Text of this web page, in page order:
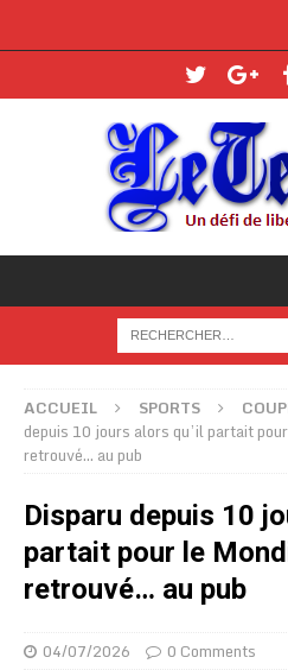
ACCUEIL SPORTS
depuis 10 jours alors qu’il partait
retrouvé… au pub
Disparu depuis 10
partait pour le
retrouvé… au pub
04/07/2026 0 Comments